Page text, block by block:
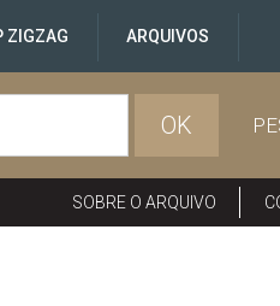
ZIGZAG ARQUIVOS
OK
SOBRE O ARQUIVO